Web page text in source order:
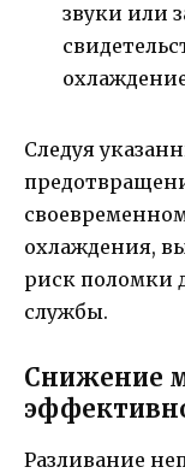
звуки или
Следуя
охлаждения,
риск поломки
службы.
Снижение
Разливание